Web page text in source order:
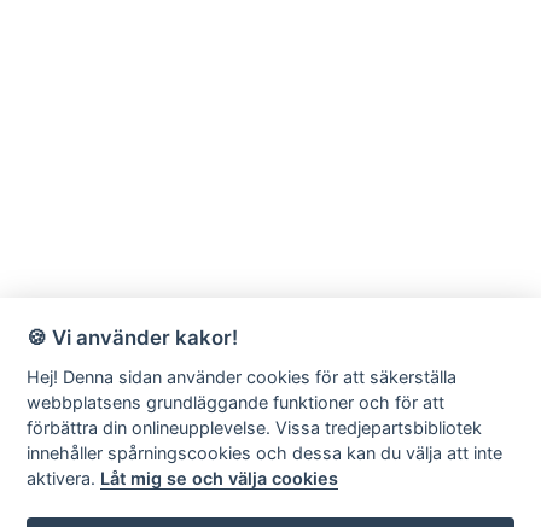
🍪 Vi använder kakor!
Hej! Denna sidan använder cookies för att säkerställa
webbplatsens grundläggande funktioner och för att
förbättra din onlineupplevelse. Vissa tredjepartsbibliotek
innehåller spårningscookies och dessa kan du välja att inte
aktivera. Låt mig se och välja cookies